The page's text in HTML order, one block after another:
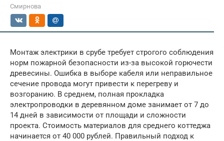
Смирнова
Монтаж электрики в срубе требует строгого соблюдения
норм пожарной безопасности из-за высокой горючести
древесины. Ошибка в выборе кабеля или неправильное
сечение провода могут привести к перегреву и
возгоранию. В среднем, полная прокладка
электропроводки в деревянном доме занимает от 7 до
14 дней в зависимости от площади и сложности
проекта. Стоимость материалов для среднего коттеджа
начинается от 40 000 рублей. Правильный подход к